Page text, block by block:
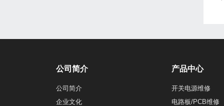
公司简介
公司简介
企业文化
产品中心
开关电源维修
电路板/PCB维修